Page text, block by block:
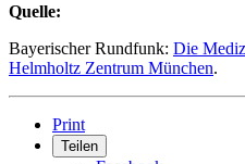
Quelle:
Bayerischer Rundfunk: Die
Helmholtz Zentrum München.
Print
Teilen